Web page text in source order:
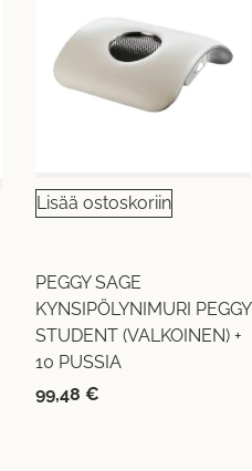
Lisää ostoskoriin
PEGGY SAGE
KYNSIPÖLYNIMURI PEGGY
STUDENT (VALKOINEN) +
10 PUSSIA
99,48 €